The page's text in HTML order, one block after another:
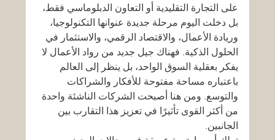
على التجارة التقليدية أو التعاون الدبلوماسي فقط،
بل دخلت اليوم مرحلة جديدة عنوانها التكنولوجيا،
وريادة الأعمال، والاقتصاد الرقمي، والاستثمار في
الحلول الذكية. فهناك جيل جديد من رواد الأعمال لا
يفكر بعقلية السوق الواحد، بل ينظر إلى العالم
باعتباره مساحة مفتوحة للأفكار والشراكات
والتوسع. ومن هنا أصبحت الشركات الناشئة واحدة
من أكثر القوى تأثيرًا في تعزيز هذا التقارب بين
الجانبين.